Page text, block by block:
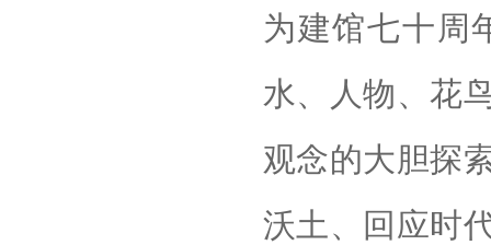
为建馆七十周
水、人物、花
观念的大胆探
沃土、回应时